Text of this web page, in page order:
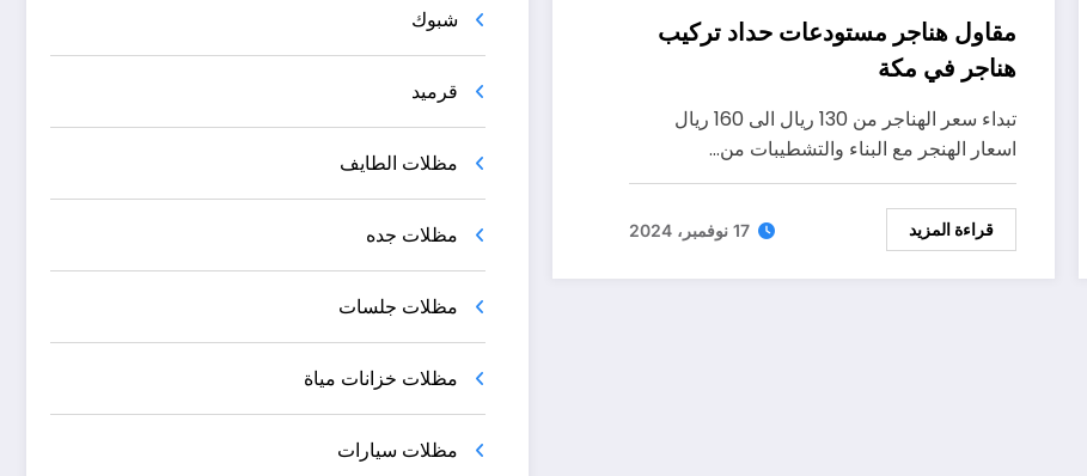
مقاول هناجر مستودعات حداد تركيب
هناجر في مكة
تبداء سعر الهناجر من 130 ريال الى 160 ريال
اسعار الهنجر مع البناء والتشطيبات من…
قراءة المزيد 17 نوفمبر، 2024
شبوك
قرميد
مظلات الطايف
مظلات جده
مظلات جلسات
مظلات خزانات مياة
مظلات سيارات